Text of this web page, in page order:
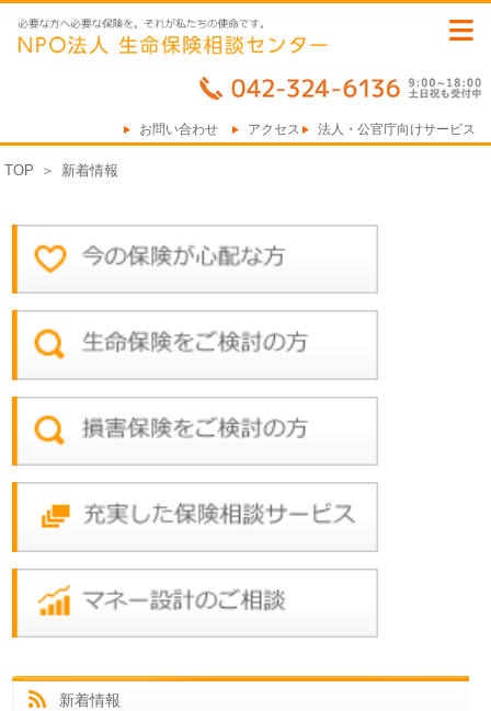
お問い合わせ アクセス 法人・公官庁向けサービス
≡
TOP ＞ 新着情報
新着情報